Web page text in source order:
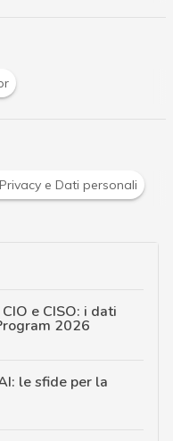
Privacy e Dati personali
e CISO: i dati
2026
le sfide per la